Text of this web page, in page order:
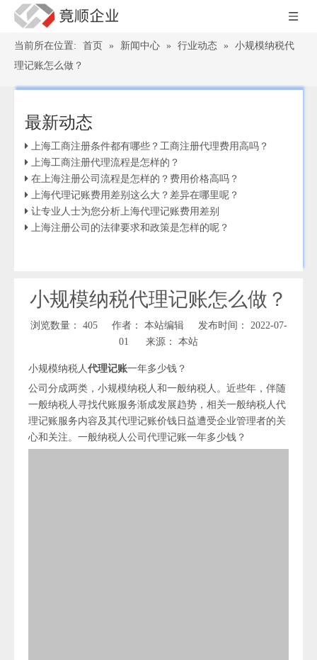
当前所在位置: 首页 » 新闻中心 » 行业动态 »
小规模纳税代
理记账怎么做？
最新动态
上海工商注册条件都有哪些？工商注册代理费用高吗？
上海工商注册代理流程是怎样的？
在上海注册公司流程是怎样的？费用价格高吗？
上海代理记账费用差别这么大？差异在哪里呢？
让专业人士为您分析上海代理记账费用差别
上海注册公司的法律要求和政策是怎样的呢？
小规模纳税代理记账怎么做？
浏览数量： 405作者： 本站编辑 发布时间： 2022-07-
01 来源： 本站
小规模纳税人代理记账一年多少钱？
公司分成两类，小规模纳税人和一般纳税人。近些年，伴随
一般纳税人寻找代账服务渐成发展趋势，相关一般纳税人代
理记账服务内容及其代理记账价钱日益遭受企业管理者的关
心和关注。一般纳税人公司代理记账一年多少钱？